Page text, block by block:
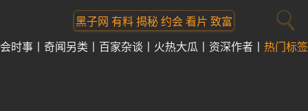
黑子网 有料 揭秘 约会 看片 致富
时事 奇闻另类 百家杂谈 火热大瓜 资深作者 热门标签